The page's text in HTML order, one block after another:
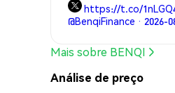
https://t.co/
@BenqiFinance · 2026-
Mais sobre BENQI
Análise de preço